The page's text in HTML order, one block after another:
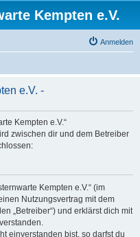
Kempten e.V.
Anmelden
e.V. -
Kempten e.V.“
zwischen dir und dem Betreiber
Kempten e.V.“ (im
Nutzungsvertrag mit dem
„Betreiber“) und erklärst dich mit
einverstanden bist, so darfst du